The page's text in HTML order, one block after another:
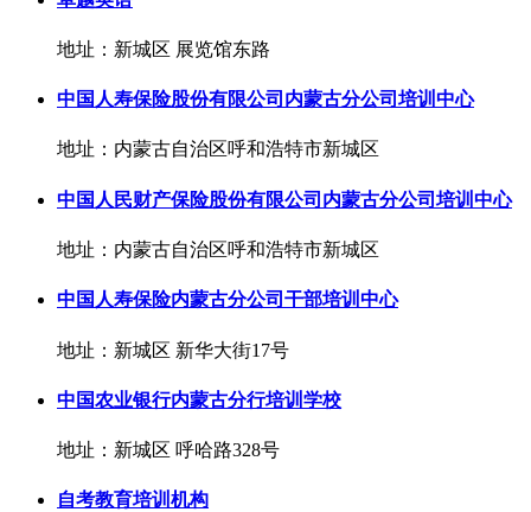
地址：新城区 展览馆东路
中国人寿保险股份有限公司内蒙古分公司培训中心
地址：内蒙古自治区呼和浩特市新城区
中国人民财产保险股份有限公司内蒙古分公司培训中心
地址：内蒙古自治区呼和浩特市新城区
中国人寿保险内蒙古分公司干部培训中心
地址：新城区 新华大街17号
中国农业银行内蒙古分行培训学校
地址：新城区 呼哈路328号
自考教育培训机构